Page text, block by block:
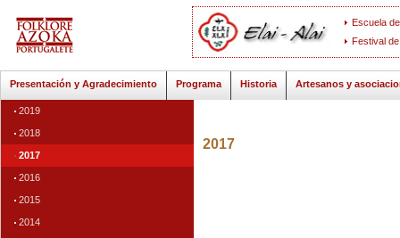
Escuela
Festival
Presentación y Agradecimiento Programa Historia Artesanos y
2019
2018
2017
2016
2015
2014
2017